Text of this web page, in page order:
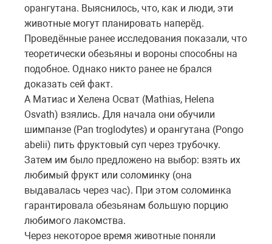
орангутана. Выяснилось, что, как и люди, эти
животные могут планировать наперёд.
Проведённые ранее исследования показали, что
теоретически обезьяны и вороны способны на
подобное. Однако никто ранее не брался
доказать сей факт.
А Матиас и Хелена Осват (Mathias, Helena
Osvath) взялись. Для начала они обучили
шимпанзе (Pan troglodytes) и орангутана (Pongo
abelii) пить фруктовый суп через трубочку.
Затем им было предложено на выбор: взять их
любимый фрукт или соломинку (она
выдавалась через час). При этом соломинка
гарантировала обезьянам большую порцию
любимого лакомства.
Через некоторое время животные поняли